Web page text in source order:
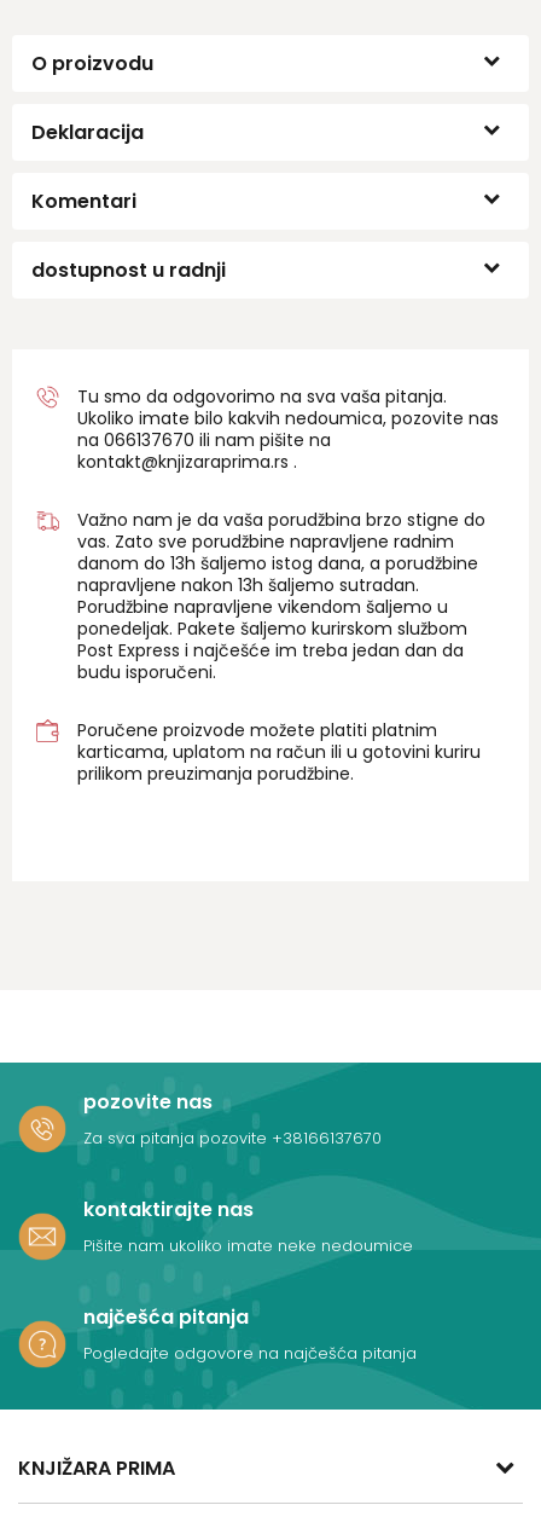
O proizvodu
Deklaracija
Komentari
dostupnost u radnji
Tu smo da odgovorimo na sva vaša pitanja.
Ukoliko imate bilo kakvih nedoumica, pozovite nas
na 066137670 ili nam pišite na
kontakt@knjizaraprima.rs .
Važno nam je da vaša porudžbina brzo stigne do
vas. Zato sve porudžbine napravljene radnim
danom do 13h šaljemo istog dana, a porudžbine
napravljene nakon 13h šaljemo sutradan.
Porudžbine napravljene vikendom šaljemo u
ponedeljak. Pakete šaljemo kurirskom službom
Post Express i najčešće im treba jedan dan da
budu isporučeni.
Poručene proizvode možete platiti platnim
karticama, uplatom na račun ili u gotovini kuriru
prilikom preuzimanja porudžbine.
pozovite nas
Za sva pitanja pozovite +38166137670
kontaktirajte nas
Pišite nam ukoliko imate neke nedoumice
najčešća pitanja
Pogledajte odgovore na najčešća pitanja
KNJIŽARA PRIMA